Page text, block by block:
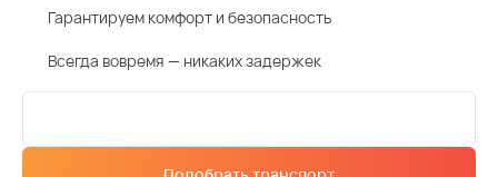
Гарантируем комфорт и безопасность
Всегда вовремя — никаких задержек